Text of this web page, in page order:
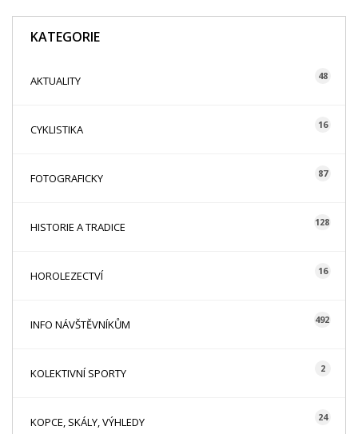
KATEGORIE
AKTUALITY 48
CYKLISTIKA 16
FOTOGRAFICKY 87
HISTORIE A TRADICE 128
HOROLEZECTVÍ 16
INFO NÁVŠTĚVNÍKŮM 492
KOLEKTIVNÍ SPORTY 2
KOPCE, SKÁLY, VÝHLEDY 24